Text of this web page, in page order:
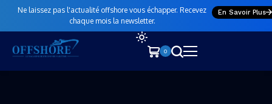
Ne laissez pas l'actualité offshore vous échapper. Recevez
chaque mois la newsletter.
En Savoir Plus
0